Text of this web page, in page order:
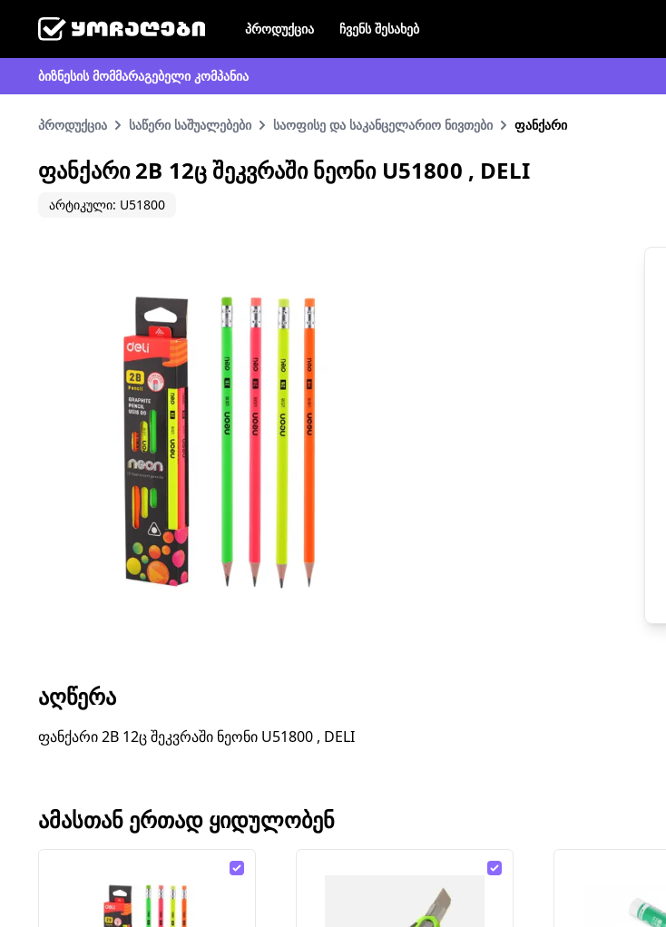
პროდუქცია ჩვენს შესახებ
ბიზნესის მომმარაგებელი კომპანია
პროდუქცია საწერი საშუალებები საოფისე და საკანცელარიო ნივთები ფანქარი
ᲤᲐᲜᲥᲐᲠᲘ 2B 12Ც ᲨᲔᲙᲕᲠᲐᲨᲘ ᲜᲔᲝᲜᲘ U51800 , DELI
არტიკული: U51800
ᲐᲦᲬᲔᲠᲐ
ფანქარი 2B 12ც შეკვრაში ნეონი U51800 , DELI
ᲐᲛᲐᲡᲗᲐᲜ ᲔᲠᲗᲐᲓ ᲧᲘᲓᲣᲚᲝᲑᲔᲜ